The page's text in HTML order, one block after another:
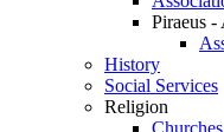
Piraeus -
History
Social Services
Religion
Churches